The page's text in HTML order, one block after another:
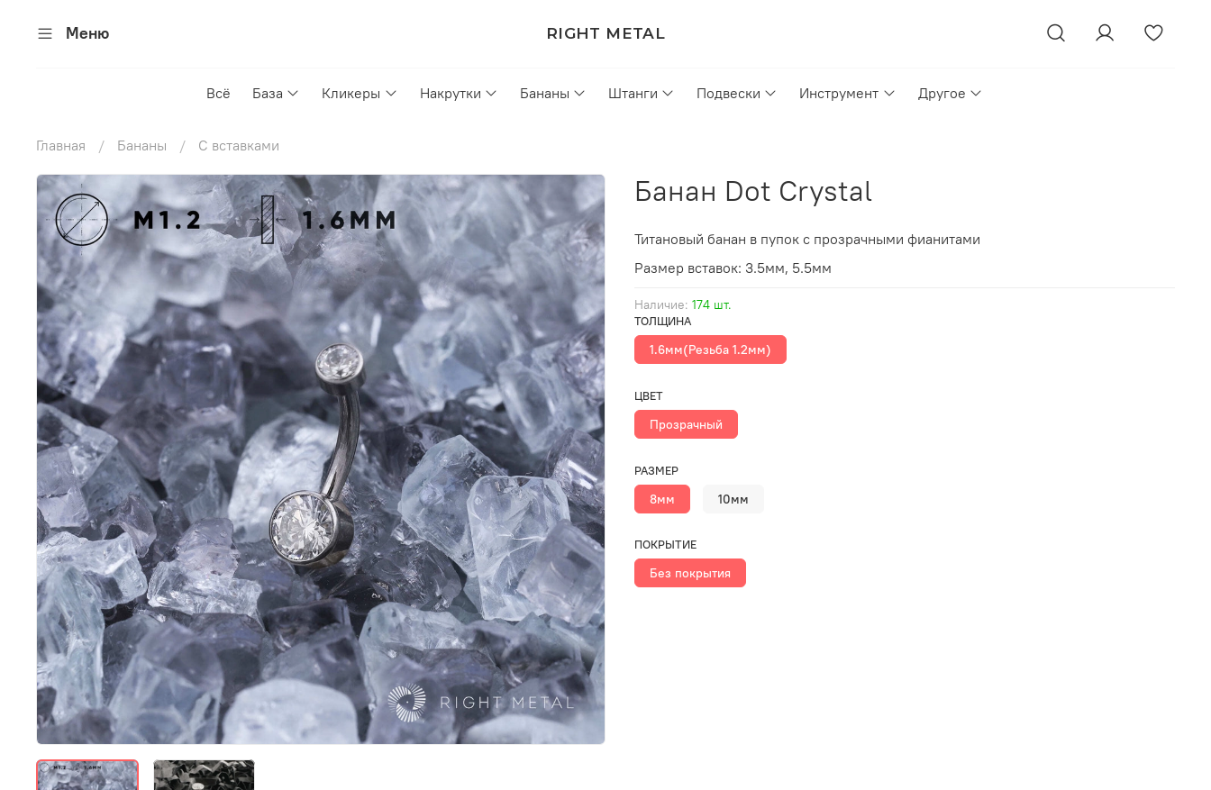
Меню RIGHT METAL
Всё База Кликеры Накрутки Бананы Штанги Подвески Инструмент Другое
Главная Бананы С вставками
Наличие: 174 шт.
Банан Dot Crystal
ТОЛЩИНА
1.6мм(Резьба 1.2мм)
ЦВЕТ
Прозрачный
РАЗМЕР
8мм 10мм
ПОКРЫТИЕ
Без покрытия
Титановый банан в пупок с прозрачными фианитами
Размер вставок: 3.5мм, 5.5мм